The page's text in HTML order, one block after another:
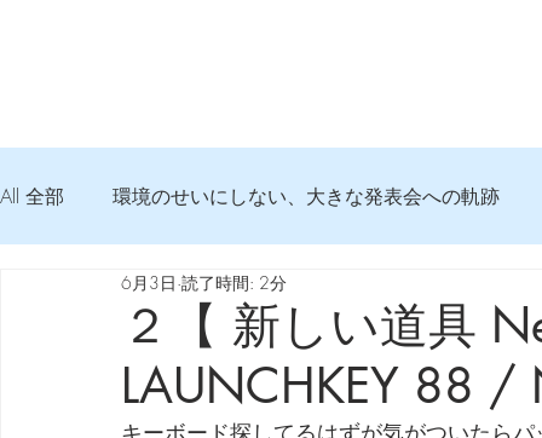
All 全部 環境のせいにしない、大きな発表会への軌跡
弦交換の記録 DTM 始める 知っておきたいコト
Imanjy Studio 使われているモノ 食べんじーの美味
２【 新しい道具
LAUNCHKEY 88 /
6月3日 読了時間: 2分
キーボード探してるはずが気がついたら